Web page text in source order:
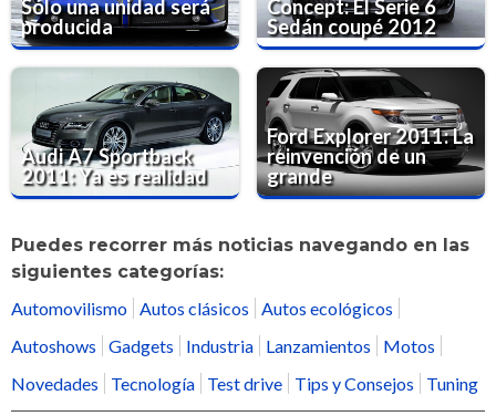
Sólo una unidad será
producida
Concept: El Serie 6
Sedán coupé 2012
Audi A7 Sportback
2011: Ya es realidad
Ford Explorer 2011: La
reinvención de un
grande
Puedes recorrer más noticias navegando en las
siguientes categorías:
Automovilismo Autos clásicos
Autos ecológicos
Autoshows
Gadgets Industria Lanzamientos
Motos
Novedades
Tecnología Test drive Tips y Consejos Tuning